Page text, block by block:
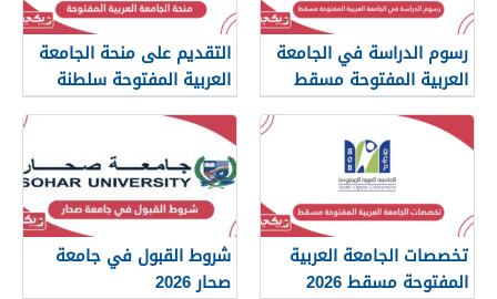
رسوم الدراسة في الجامعة
العربية المفتوحة مسقط
2026
التقديم على منحة الجامعة
العربية المفتوحة سلطنة
عمان 2026
تخصصات الجامعة العربية
المفتوحة مسقط 2026
شروط القبول في جامعة
صحار 2026